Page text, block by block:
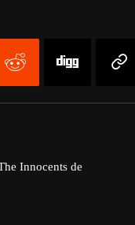
Innocents de